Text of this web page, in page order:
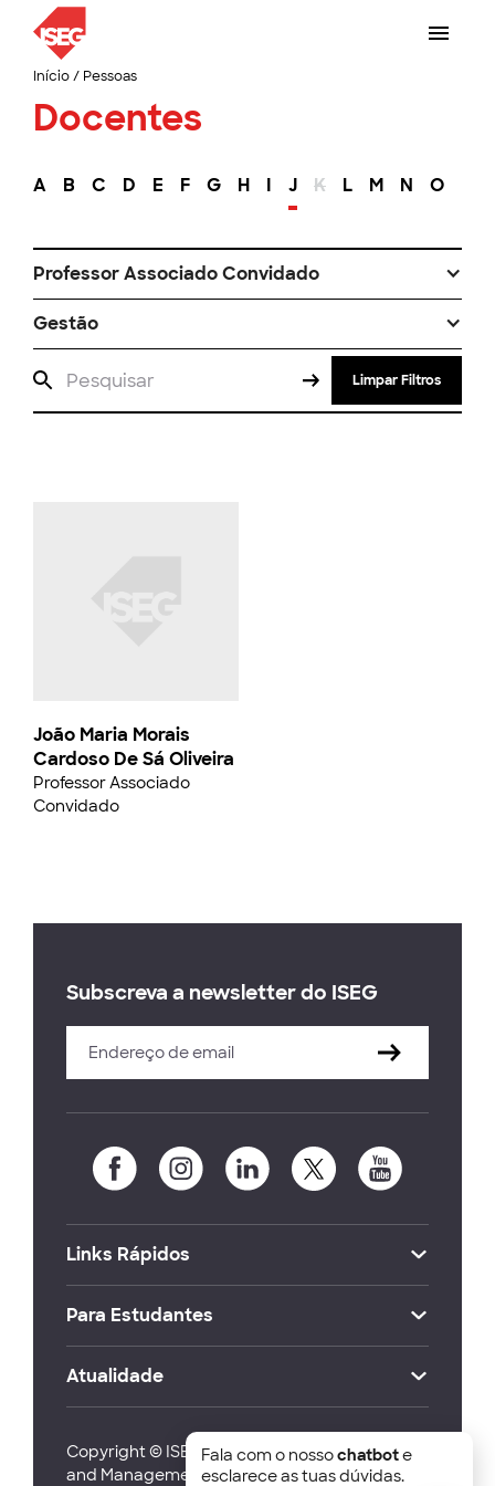
Início/ Pessoas
Docentes
A B C D E F G H I J K L M N O
Professor Associado Convidado
Gestão
Limpar Filtros
João Maria Morais
Cardoso De Sá Oliveira
Professor Associado
Convidado
Subscreva a newsletter do ISEG
Links Rápidos
Para Estudantes
Atualidade
Copyright © ISEG Lisbon School of Economics
and Management 2026
Fala com o nossochatbote
esclarece as tuas dúvidas.